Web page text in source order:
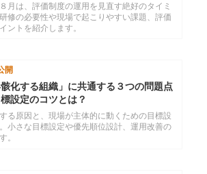
月は、評価制度の運用を見直す絶好のタイミ
修の必要性や現場で起こりやすい課題、評価
ントを紹介します。
開
骸化する組織」に共通する３つの問題点
設定のコツとは？
る原因と、現場が主体的に動くための目標設
小さな目標設定や優先順位設計、運用改善の
。